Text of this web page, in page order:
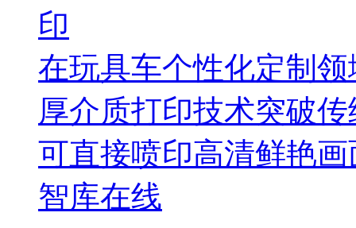
印
在玩具车个性化定制
厚介质打印技术突破
可直接喷印高清鲜艳画
智库在线